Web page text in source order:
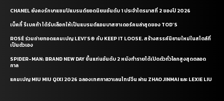
CHANEL ยังคงรักษาแชมป์แบรนด์ยอดนิยมอันดับ 1 ประจำไตรมาสที่ 2 ของปี 2026
เบ็คกี้ รีเบคก้า ได้รับเลือกให้เป็นแบรนด์แอมบาสซาเดอร์คนล่าสุดของ TOD’S
ROSÉ ร่วมถ่ายทอดแคมเปญ LEVI’S® กับ KEEP IT LOOSE. สร้างสรรค์นิยามใหม่ในสไตล์ที่
เป็นตัวเอง
SPIDER-MAN: BRAND NEW DAY ขึ้นแท่นอันดับ 2 หนังทำรายได้เปิดตัวทั่วโลกสูงสุดตลอด
กาล
แคมเปญ MIU MIU QIXI 2026 ฉลองเทศกาลวาเลนไทน์จีน ผ่าน ZHAO JINMAI และ LEXIE LIU